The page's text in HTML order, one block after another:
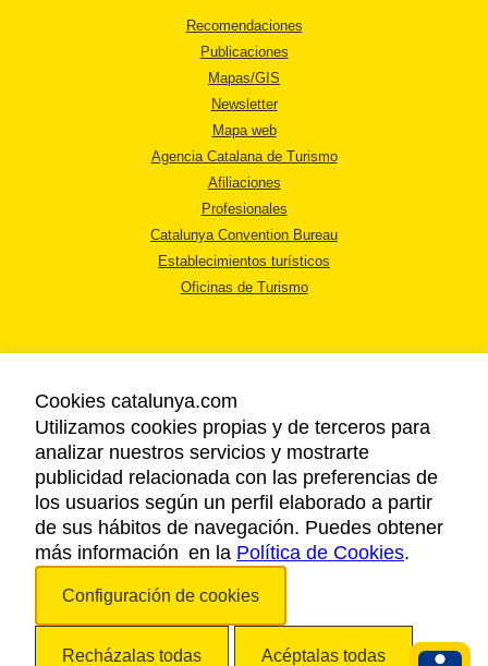
Recomendaciones
Publicaciones
Mapas/GIS
Newsletter
Mapa web
Agencia Catalana de Turismo
Afiliaciones
Profesionales
Catalunya Convention Bureau
Establecimientos turísticos
Oficinas de Turismo
AVISO LEGAL
POLÍTICA DE PRIVACIDAD
COOKIES
ACCESSIBILIDAD
Copyright © 2026. Agencia Catalana de Turismo. Todos los derechos
Cookies catalunya.com
Utilizamos cookies propias y de terceros para
analizar nuestros servicios y mostrarte
publicidad relacionada con las preferencias de
los usuarios según un perfil elaborado a partir
de sus hábitos de navegación. Puedes obtener
más información en la Política de Cookies.
Configuración de cookies
Recházalas todas Acéptalas todas